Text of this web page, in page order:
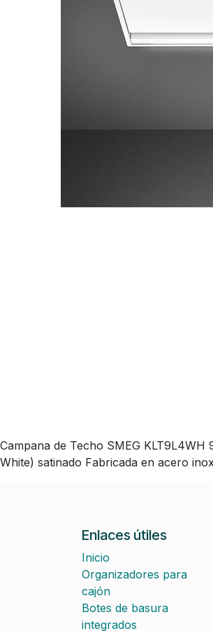
Campana de Techo SMEG
White) satinado Fabricada en acero
Enlaces útiles
Inicio
Organizadores para
cajón
Botes de basura
integrados